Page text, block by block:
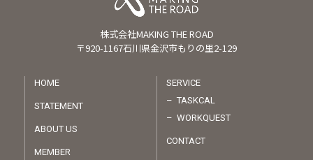
株式会社MAKING THE ROAD
〒920-1167石川県金沢市もりの里2-129
HOME
STATEMENT
ABOUT US
MEMBER
SERVICE
TASKCAL
WORKQUEST
CONTACT